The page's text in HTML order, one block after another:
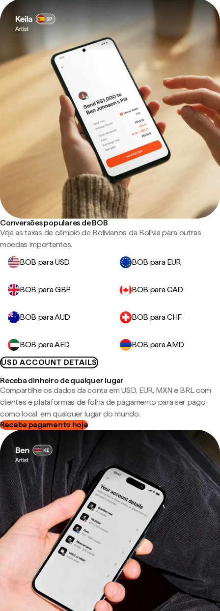
Conversões populares de BOB
Veja as taxas de câmbio de Bolivianos da Bolívia para outras
moedas importantes.
BOB para USD
BOB para EUR
BOB para GBP BOB para CAD
BOB para AUD BOB para CHF
BOB para AED
BOB para AMD
USD ACCOUNT DETAILS
Receba dinheiro de qualquer lugar
Compartilhe os dados da conta em USD, EUR, MXN e BRL com
clientes e plataformas de folha de pagamento para ser pago
como local, em qualquer lugar do mundo.
Receba pagamento hoje